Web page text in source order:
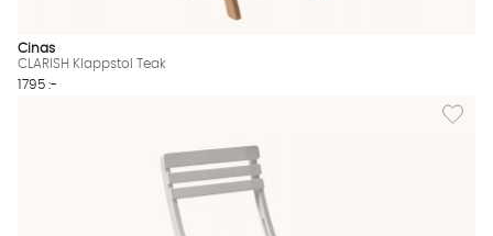
Cinas
CLARISH Klappstol Teak
1795 :-
Lägg